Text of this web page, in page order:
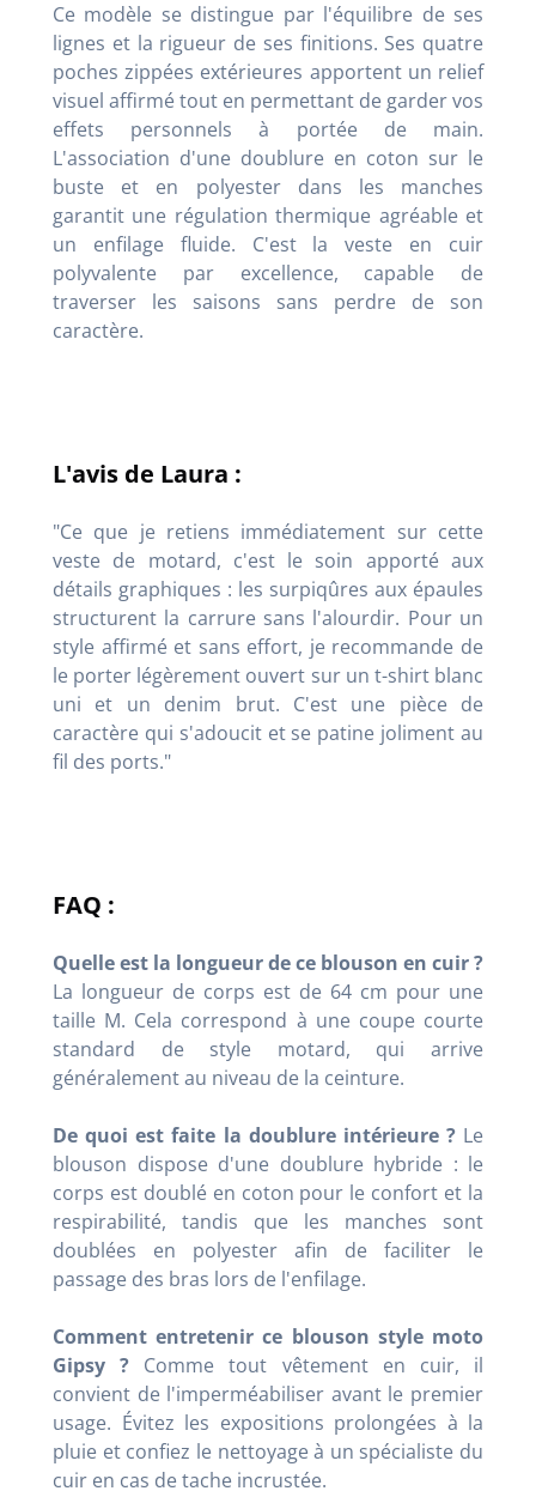
Ce modèle se distingue par l'équilibre de ses
lignes et la rigueur de ses finitions. Ses quatre
poches zippées extérieures apportent un relief
visuel affirmé tout en permettant de garder vos
effets personnels à portée de main.
L'association d'une doublure en coton sur le
buste et en polyester dans les manches
garantit une régulation thermique agréable et
un enfilage fluide. C'est la veste en cuir
polyvalente par excellence, capable de
traverser les saisons sans perdre de son
caractère.
L'avis de Laura :
"Ce que je retiens immédiatement sur cette
veste de motard, c'est le soin apporté aux
détails graphiques : les surpiqûres aux épaules
structurent la carrure sans l'alourdir. Pour un
style affirmé et sans effort, je recommande de
le porter légèrement ouvert sur un t-shirt blanc
uni et un denim brut. C'est une pièce de
caractère qui s'adoucit et se patine joliment au
fil des ports."
FAQ :
Quelle est la longueur de ce blouson en cuir ?
La longueur de corps est de 64 cm pour une
taille M. Cela correspond à une coupe courte
standard de style motard, qui arrive
généralement au niveau de la ceinture.
De quoi est faite la doublure intérieure ?Le
blouson dispose d'une doublure hybride : le
corps est doublé en coton pour le confort et la
respirabilité, tandis que les manches sont
doublées en polyester afin de faciliter le
passage des bras lors de l'enfilage.
Comment entretenir ce blouson style moto
Gipsy ? Comme tout vêtement en cuir, il
convient de l'imperméabiliser avant le premier
usage. Évitez les expositions prolongées à la
pluie et confiez le nettoyage à un spécialiste du
cuir en cas de tache incrustée.